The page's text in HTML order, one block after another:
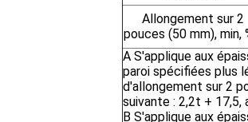
Allongement sur 2
pouces (50 mm), min,
A S'applique aux
paroi spécifiées plus
d'allongement sur 2
suivante : 2,2t + 17,5,
B S'applique aux